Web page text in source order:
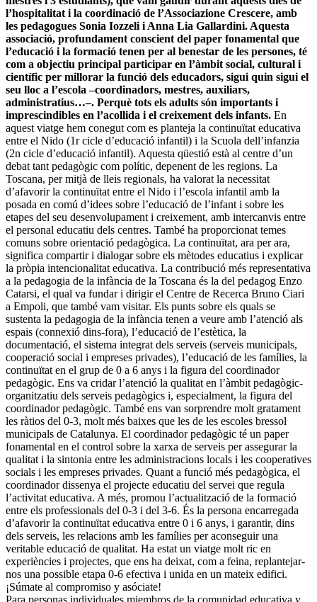
l’hospitalitat i la coordinació de l’Associa­zio­ne Crescere, amb
les pedagogues Sonia Iozzeli i Anna Lia Gallardini. Aquesta
associació, profundament conscient del paper fonamental que
l’educació i la formació tenen per al benestar de les persones, té
com a objectiu principal participar en l’àmbit social, cultural i
científic per millorar la funció dels educadors, sigui quin sigui el
seu lloc a l’escola –coordinadors, mestres, auxiliars,
administratius…–. Perquè tots els adults són importants i
imprescindibles en l’acollida i el creixement dels infants. En
aquest viatge hem conegut com es planteja la continuïtat educativa
entre el Nido (1r cicle d’educació infantil) i la Scuola dell’infanzia
(2n cicle d’educació infantil). Aquesta qüestió està al centre d’un
debat tant pedagògic com polític, depenent de les regions. La
Toscana, per mitjà de lleis regionals, ha valorat la necessitat
d’afavorir la continuïtat entre el Nido i l’escola infantil amb la
posada en comú d’idees sobre l’educació de l’infant i sobre les
etapes del seu desenvolupament i creixement, amb intercanvis entre
el personal educatiu dels centres. També ha proporcionat temes
comuns sobre orientació pedagògica. La continuïtat, ara per ara,
significa compartir i dialogar sobre els mètodes educatius i explicar
la pròpia intencionalitat educativa. La contribució més representativa
a la pedagogia de la infància de la Toscana és la del pedagog Enzo
Catar­si, el qual va fundar i dirigir el Centre de Recerca Bruno Ciari
a Empo­li, que també vam visitar. Els punts sobre els quals se
sustenta la pedagogia de la infància tenen a veure amb l’atenció als
espais (connexió dins-fora), l’educació de l’estètica, la
documentació, el sistema integrat dels serveis (serveis municipals,
cooperació social i empreses privades), l’educació de les famílies, la
continuïtat en el grup de 0 a 6 anys i la figura del coordinador
pedagògic. Ens va cridar l’atenció la qualitat en l’àmbit pedagògic-
organitzatiu dels serveis pedagògics i, especialment, la figura del
coordinador pedagògic. Tam­bé ens van sorprendre molt gratament
les ràtios del 0-3, molt més baixes que les de les escoles bressol
municipals de Catalunya. El coordinador pedagògic té un paper
fonamental en el control sobre la xarxa de serveis per assegurar la
qualitat i la sintonia entre les administracions locals i les cooperatives
socials i les empreses privades. Quant a funció més pedagògica, el
coordinador dissenya el projecte educatiu del servei que regula
l’activitat educativa. A més, promou l’actualització de la formació
entre els professionals del 0-3 i del 3-6. És la persona encar­regada
d’afavorir la continuïtat educativa entre 0 i 6 anys, i garantir, dins
dels serveis, les relacions amb les famílies per aconseguir una
veritable educació de qualitat. Ha estat un viatge molt ric en
experiències i projectes, que ens ha deixat, com a feina, replantejar-
nos una possible etapa 0-6 efectiva i unida en un mateix edifici.
¡Súmate al compromiso y asóciate!